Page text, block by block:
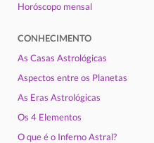
Horóscopo mensal
CONHECIMENTO
As Casas Astrológicas
Aspectos entre os Planetas
As Eras Astrológicas
Os 4 Elementos
O que é o Inferno Astral?